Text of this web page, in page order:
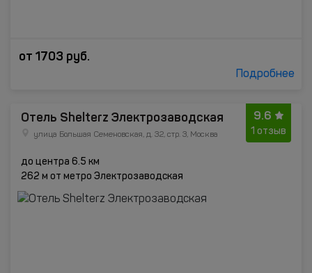
от 1703 руб.
Подробнее
9.6
1 отзыв
Отель Shelterz Электрозаводская
улица Большая Семеновская, д. 32, стр. 3, Москва
до центра 6.5 км
262 м от метро Электрозаводская